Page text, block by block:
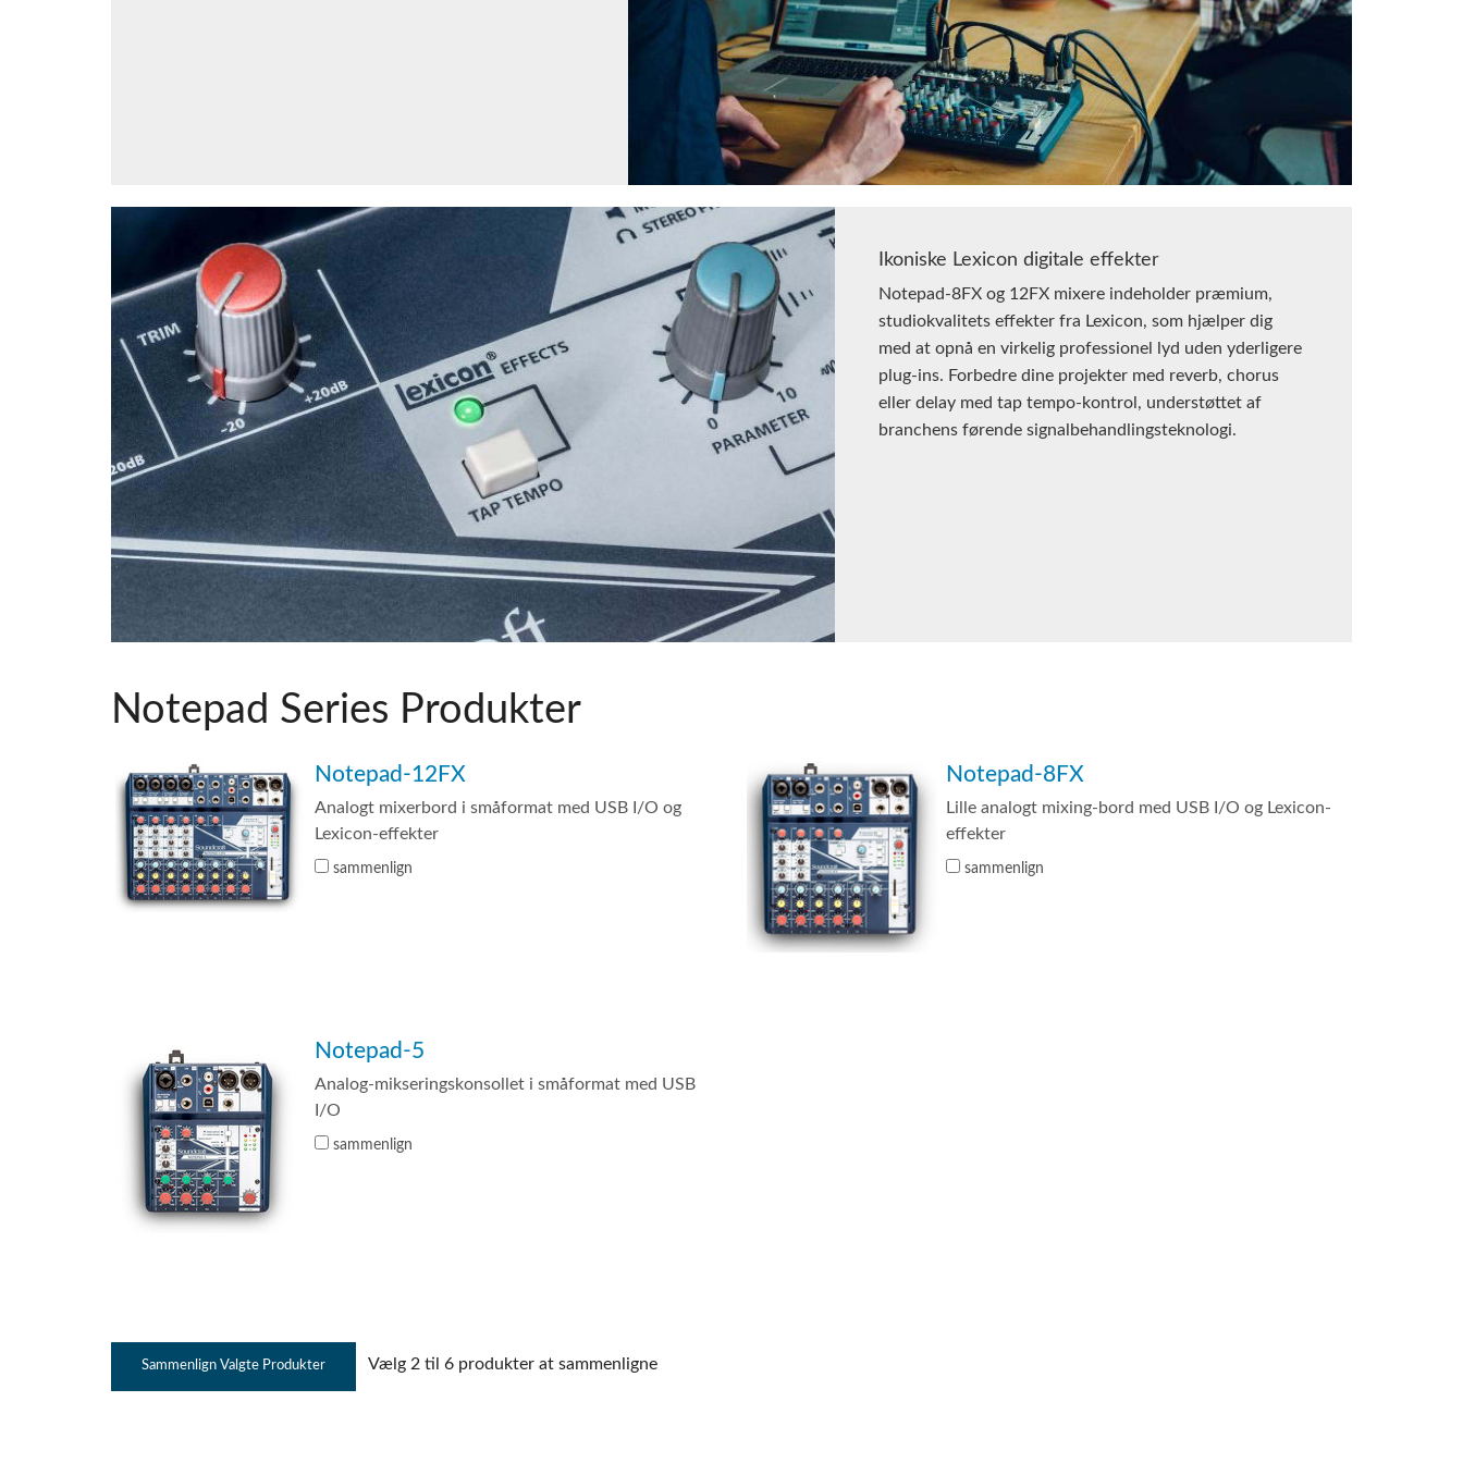
Ikoniske Lexicon digitale effekter
Notepad-8FX og 12FX mixere indeholder præmium,
studiokvalitets effekter fra Lexicon, som hjælper dig
med at opnå en virkelig professionel lyd uden yderligere
plug-ins. Forbedre dine projekter med reverb, chorus
eller delay med tap tempo-kontrol, understøttet af
branchens førende signalbehandlingsteknologi.
Notepad Series Produkter
Notepad-12FX
Analogt mixerbord i småformat med USB I/O og
Lexicon-effekter
sammenlign
Notepad-8FX
Lille analogt mixing-bord med USB I/O og Lexicon-
effekter
sammenlign
Notepad-5
Analog-mikseringskonsollet i småformat med USB
I/O
sammenlign
Vælg 2 til 6 produkter at sammenligne